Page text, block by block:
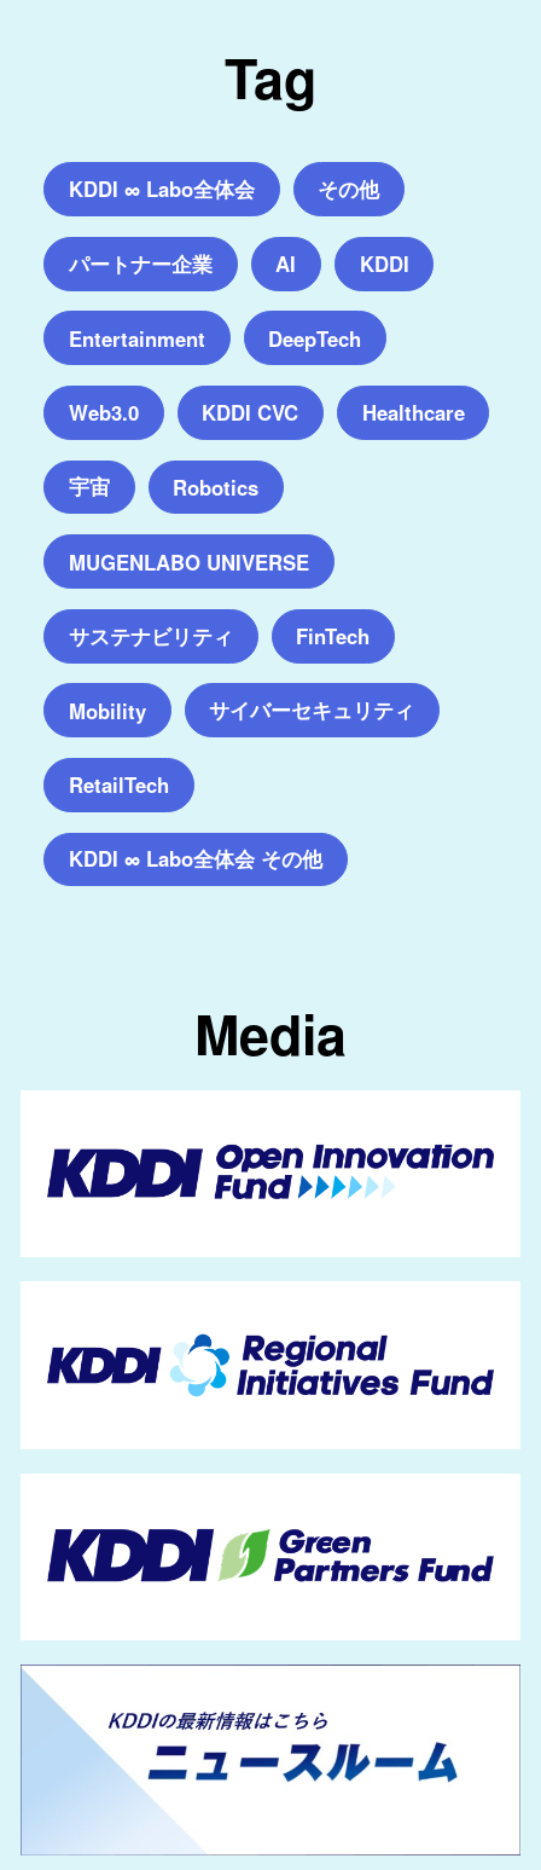
Tag
KDDI ∞ Labo全体会 その他
パートナー企業 AI KDDI
Entertainment DeepTech
Web3.0 KDDI CVC Healthcare
宇宙 Robotics
MUGENLABO UNIVERSE
サステナビリティ FinTech
Mobility サイバーセキュリティ
RetailTech
KDDI ∞ Labo全体会 その他
Media